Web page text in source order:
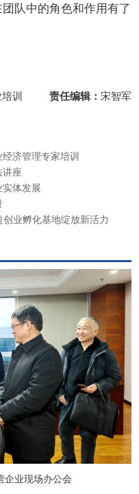
队中的角色和作用有了
训 责任编辑： 宋智军
济管理专家培训
讲座
体发展
业孵化基地绽放新活力
企业现场办公会